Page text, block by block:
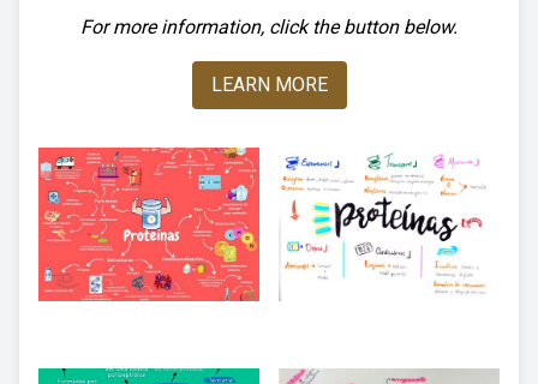
For more information, click the button below.
LEARN MORE